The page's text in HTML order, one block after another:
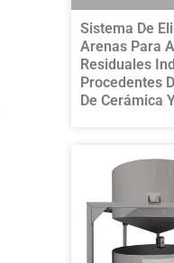
Sistema De
Arenas Para
Residuales
Procedentes
De Cerámica